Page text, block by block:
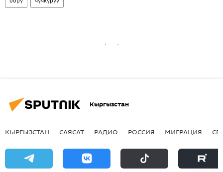
Кыргызстан
КЫРГЫЗСТАН САЯСАТ РАДИО РОССИЯ МИГРАЦИЯ